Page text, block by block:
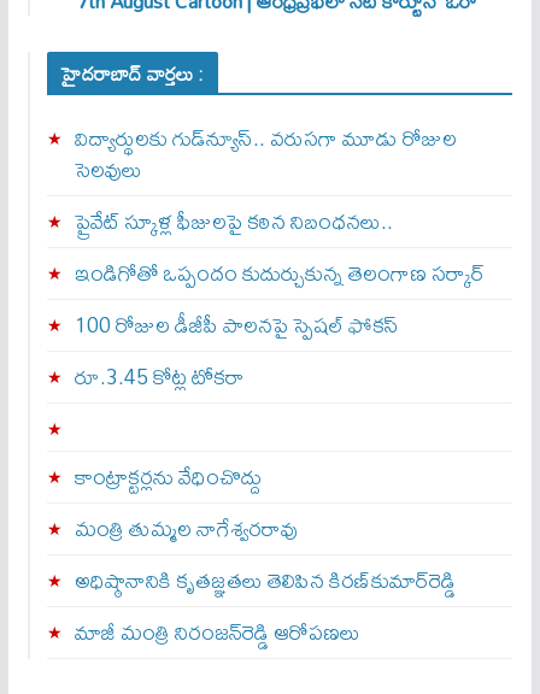
హైదరాబాద్ వార్తలు :
విద్యార్థులకు గుడ్‌న్యూస్.. వరుసగా మూడు రోజుల
సెలవులు
ప్రైవేట్ స్కూళ్ల ఫీజులపై కఠిన నిబంధనలు..
ఇండిగోతో ఒప్పందం కుదుర్చుకున్న తెలంగాణ స‌ర్కార్
100 రోజుల డీజీపీ పాలనపై స్పెషల్ ఫోకస్
రూ.3.45 కోట్ల టోకరా
కాంట్రాక్టర్లను వేధించొద్దు
మంత్రి తుమ్మల నాగేశ్వరరావు
అధిష్ఠానానికి కృతజ్ఞతలు తెలిపిన కిరణ్‌కుమార్‌రెడ్డి
మాజీ మంత్రి నిరంజన్‌రెడ్డి ఆరోపణలు